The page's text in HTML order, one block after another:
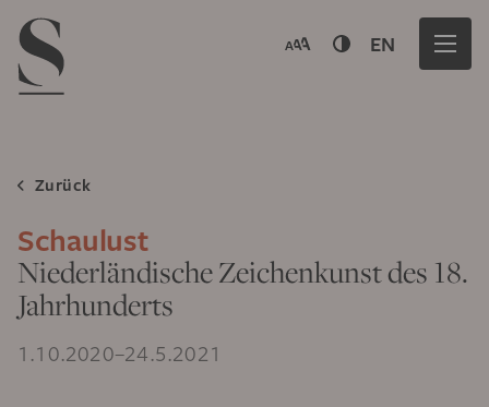
Navigation menu
EN
Zurück
Schaulust
Niederländische Zeichenkunst des 18.
Jahrhunderts
1.10.2020–24.5.2021